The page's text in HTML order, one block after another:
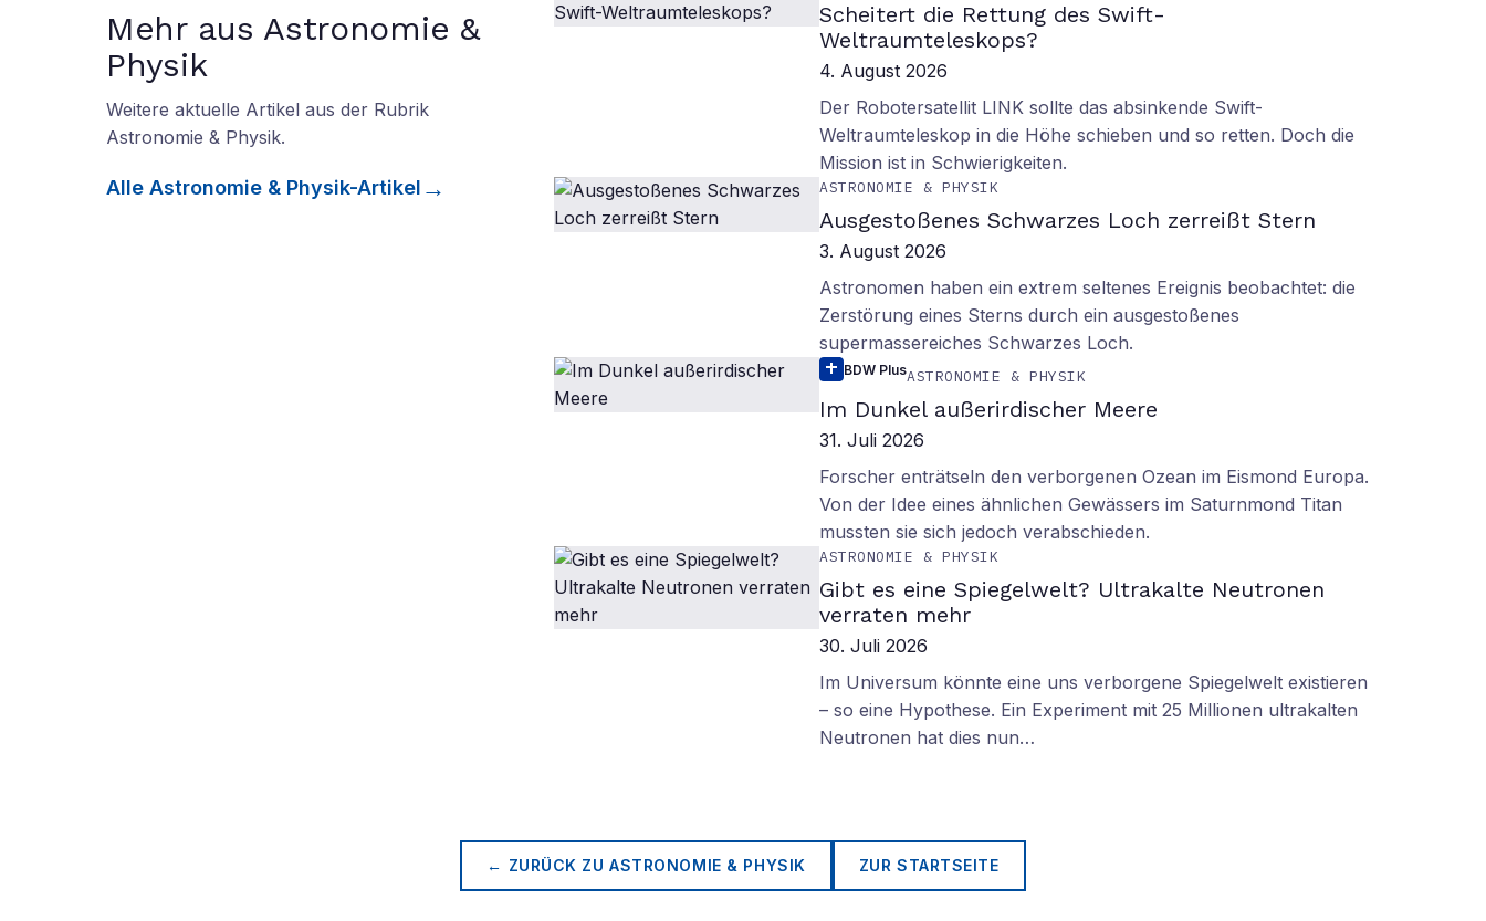
Mehr aus Astronomie &
Physik
Weitere aktuelle Artikel aus der Rubrik
Astronomie & Physik.
Alle Astronomie & Physik-Artikel
Scheitert die Rettung des Swift-
Weltraumteleskops?
4. August 2026
Der Robotersatellit LINK sollte das absinkende Swift-
Weltraumteleskop in die Höhe schieben und so retten. Doch die
Mission ist in Schwierigkeiten.
ASTRONOMIE & PHYSIK
Ausgestoßenes Schwarzes Loch zerreißt Stern
3. August 2026
Astronomen haben ein extrem seltenes Ereignis beobachtet: die
Zerstörung eines Sterns durch ein ausgestoßenes
supermassereiches Schwarzes Loch.
BDW PlusASTRONOMIE & PHYSIK
Im Dunkel außerirdischer Meere
31. Juli 2026
Forscher enträtseln den verborgenen Ozean im Eismond Europa.
Von der Idee eines ähnlichen Gewässers im Saturnmond Titan
mussten sie sich jedoch verabschieden.
ASTRONOMIE & PHYSIK
Gibt es eine Spiegelwelt? Ultrakalte Neutronen
verraten mehr
30. Juli 2026
Im Universum könnte eine uns verborgene Spiegelwelt existieren
– so eine Hypothese. Ein Experiment mit 25 Millionen ultrakalten
Neutronen hat dies nun…
← ZURÜCK ZUASTRONOMIE & PHYSIK ZUR STARTSEITE